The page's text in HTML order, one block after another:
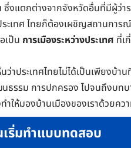
ซึ่งแตกต่างจากจังหวัดอื่นที่มีผู้ว่า
ระเทศ ไทยก็ต้องเผชิญสถานก
เป็น การเมืองระหว่างประเทศ ที่เ
าประเทศไทยไม่ได้เป็นเพียงบ้
รม การปกครอง ไปจนถึงบทบา
ให้มองบ้านเมืองของเราด้วยคว
ริ่มทำแบบทดสอบ